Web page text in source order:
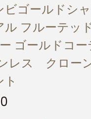
ゴールドシ
ル フルーテッ
ゴールドコ
レス クロー